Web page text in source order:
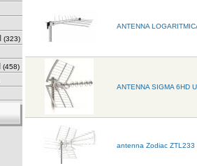
(323)
(458)
ANTENNA
ANTENNA SIGMA 6HD
antenna Zodiac ZTL233